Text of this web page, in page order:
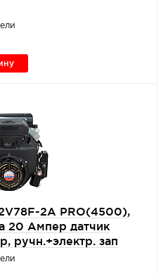
2A PRO(4500),
20 Ампер датчик
ручн.+электр. зап